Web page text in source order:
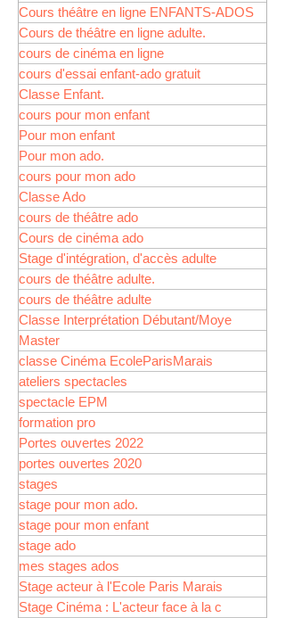
Cours théâtre en ligne ENFANTS-ADOS
Cours de théâtre en ligne adulte.
cours de cinéma en ligne
cours d'essai enfant-ado gratuit
Classe Enfant.
cours pour mon enfant
Pour mon enfant
Pour mon ado.
cours pour mon ado
Classe Ado
cours de théâtre ado
Cours de cinéma ado
Stage d'intégration, d'accès adulte
cours de théâtre adulte.
cours de théâtre adulte
Classe Interprétation Débutant/Moye
Master
classe Cinéma EcoleParisMarais
ateliers spectacles
spectacle EPM
formation pro
Portes ouvertes 2022
portes ouvertes 2020
stages
stage pour mon ado.
stage pour mon enfant
stage ado
mes stages ados
Stage acteur à l'Ecole Paris Marais
Stage Cinéma : L'acteur face à la c